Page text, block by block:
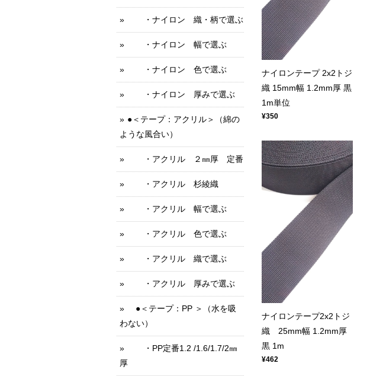
ナイロンテープ 2x2トジ
織 15mm幅 1.2mm厚 黒
1m単位
¥350
ナイロンテープ2x2トジ
織 25mm幅 1.2mm厚
黒 1m
¥462
・ナイロン 織・柄で選ぶ
・ナイロン 幅で選ぶ
・ナイロン 色で選ぶ
・ナイロン 厚みで選ぶ
●＜テープ：アクリル＞（綿の
ような風合い）
・アクリル ２㎜厚 定番
・アクリル 杉綾織
・アクリル 幅で選ぶ
・アクリル 色で選ぶ
・アクリル 織で選ぶ
・アクリル 厚みで選ぶ
●＜テープ：PP ＞（水を吸
わない）
・PP定番1.2 /1.6/1.7/2㎜
厚